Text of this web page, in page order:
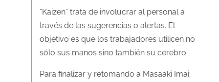
“Kaizen” trata de involucrar al personal a
través de las sugerencias o alertas. El
objetivo es que los trabajadores utilicen no
sólo sus manos sino también su cerebro.
Para finalizar y retomando a Masaaki Imai: